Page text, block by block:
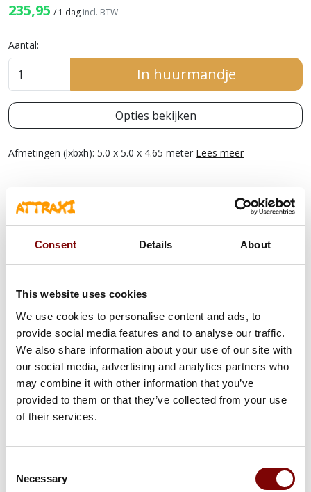
Consent Details About
This website uses cookies
We use cookies to personalise content and ads, to
provide social media features and to analyse our traffic.
We also share information about your use of our site with
our social media, advertising and analytics partners who
may combine it with other information that you’ve
provided to them or that they’ve collected from your use
of their services.
Selection
Necessary
235,95 /1 dag incl. BTW
Aantal:
In huurmandje
Opties bekijken
Afmetingen (lxbxh): 5.0 x 5.0 x 4.65 meter Lees meer
OMSCHRIJVING
MULTIPLAY UNICORN GROOT
Speciaal voor de kinderen zijn deze gave springkastelen
Attraxi te huur. Op dit springkasteel kunnen vele kinderen
tegelijkertijd door zijn grote afmeting van 5.0 bij 5.0 meter. Het
Multiplay Unicorn Groot springkasteel is overdekt en heeft als
extra een glijbaan in het springkasteel zitten. Dus naast dat je op
dit springkasteel kunt springen, kunnen de kinderen ook naar
beneden glijden. Het Multiplay Unicorn springkasteel heeft een
leuke full-color print erop. Met het Multiplay Unicorn
springkasteel haal je een fantasierijk en vrolijk thema binnen
OPTIES